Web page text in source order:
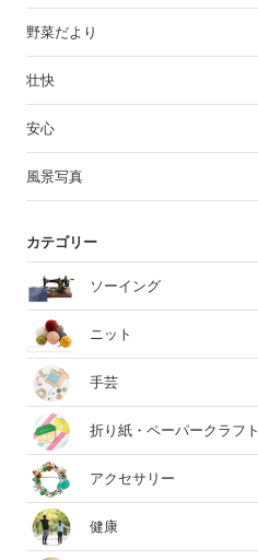
野菜だより
壮快
安心
風景写真
カテゴリー
ソーイング
ニット
手芸
折り紙・ペーパークラフト
アクセサリー
健康